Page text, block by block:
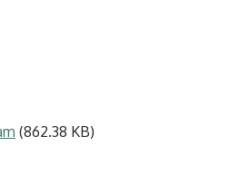
(862.38 KB)